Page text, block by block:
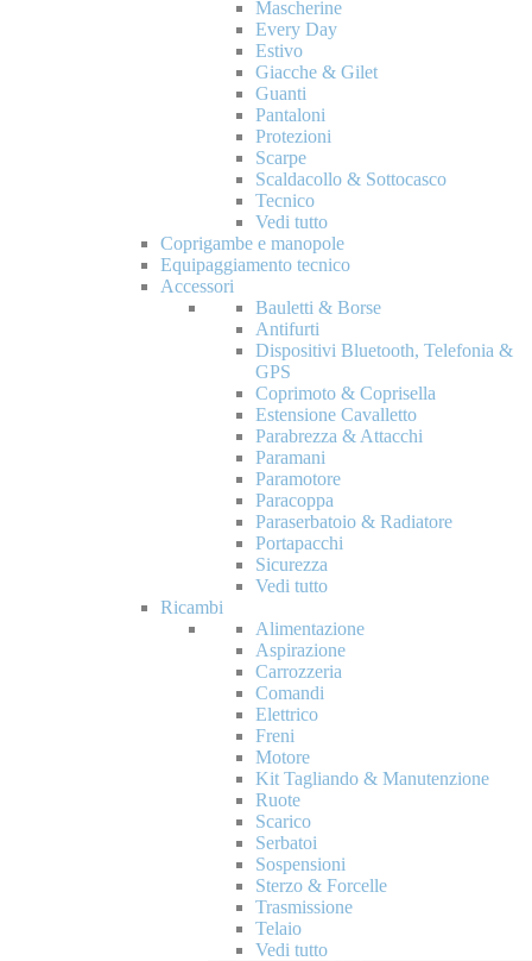
Mascherine
Every Day
Estivo
Giacche & Gilet
Guanti
Pantaloni
Protezioni
Scarpe
Scaldacollo & Sottocasco
Tecnico
Vedi tutto
Coprigambe e manopole
Equipaggiamento tecnico
Accessori
Bauletti & Borse
Antifurti
Dispositivi Bluetooth, Telefonia &
GPS
Coprimoto & Coprisella
Estensione Cavalletto
Parabrezza & Attacchi
Paramani
Paramotore
Paracoppa
Paraserbatoio & Radiatore
Portapacchi
Sicurezza
Vedi tutto
Ricambi
Alimentazione
Aspirazione
Carrozzeria
Comandi
Elettrico
Freni
Motore
Kit Tagliando & Manutenzione
Ruote
Scarico
Serbatoi
Sospensioni
Sterzo & Forcelle
Trasmissione
Telaio
Vedi tutto